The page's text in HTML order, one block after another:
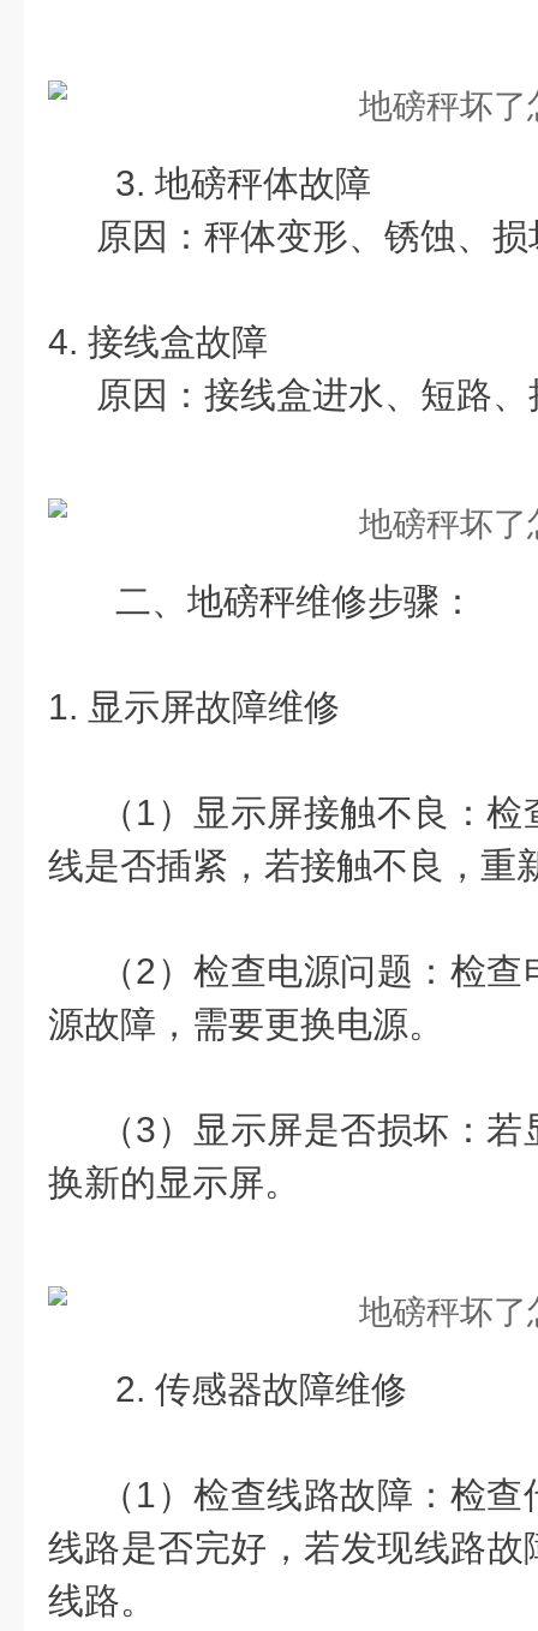
3. 地磅秤体故障
原因：秤体变形、锈蚀、损
4. 接线盒故障
原因：接线盒进水、短路、
二、地磅秤维修步骤：
1. 显示屏故障维修
（1）显示屏接触不良：检
线是否插紧，若接触不良，重
（2）检查电源问题：检查
源故障，需要更换电源。
（3）显示屏是否损坏：若
换新的显示屏。
2. 传感器故障维修
（1）检查线路故障：检查
线路是否完好，若发现线路
线路。